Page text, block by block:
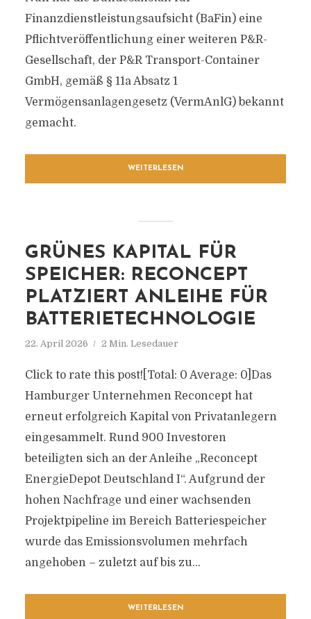
Finanzdienstleistungsaufsicht (BaFin) eine
Pflichtveröffentlichung einer weiteren P&R-
Gesellschaft, der P&R Transport-Container
GmbH, gemäß § 11a Absatz 1
Vermögensanlagengesetz (VermAnlG) bekannt
gemacht.
WEITERLESEN
GRÜNES KAPITAL FÜR
SPEICHER: RECONCEPT
PLATZIERT ANLEIHE FÜR
BATTERIETECHNOLOGIE
22. April 2026 2 Min. Lesedauer
Click to rate this post![Total: 0 Average: 0]Das
Hamburger Unternehmen Reconcept hat
erneut erfolgreich Kapital von Privatanlegern
eingesammelt. Rund 900 Investoren
beteiligten sich an der Anleihe „Reconcept
EnergieDepot Deutschland I“. Aufgrund der
hohen Nachfrage und einer wachsenden
Projektpipeline im Bereich Batteriespeicher
wurde das Emissionsvolumen mehrfach
angehoben – zuletzt auf bis zu...
WEITERLESEN